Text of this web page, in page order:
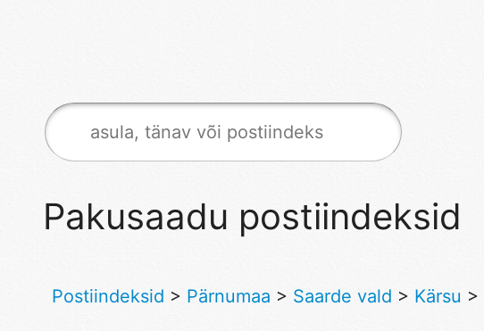
Pakusaadu postiindeksid
Postiindeksid > Pärnumaa > Saarde vald > Kärsu >